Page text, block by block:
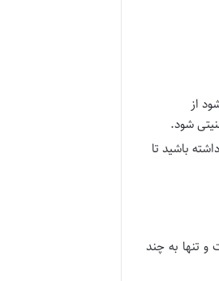
از
باشید تا
تنها به چند